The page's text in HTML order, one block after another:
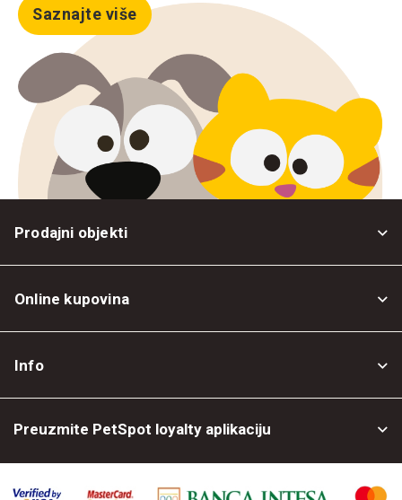
Saznajte više
Prodajni objekti
Online kupovina
Info
Preuzmite PetSpot loyalty aplikaciju